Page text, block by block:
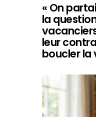
« On
la
leur
boucler la